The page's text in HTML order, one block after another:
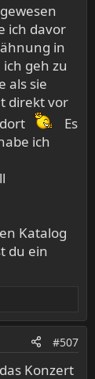
ich davor
in
geh zu
als sie
direkt vor
Es
ich
Katalog
du ein
#507
Konzert